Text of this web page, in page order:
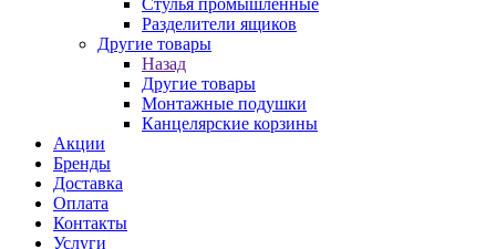
Стулья промышленные
Разделители ящиков
Другие товары
Назад
Другие товары
Монтажные подушки
Канцелярские корзины
Акции
Бренды
Доставка
Оплата
Контакты
Услуги